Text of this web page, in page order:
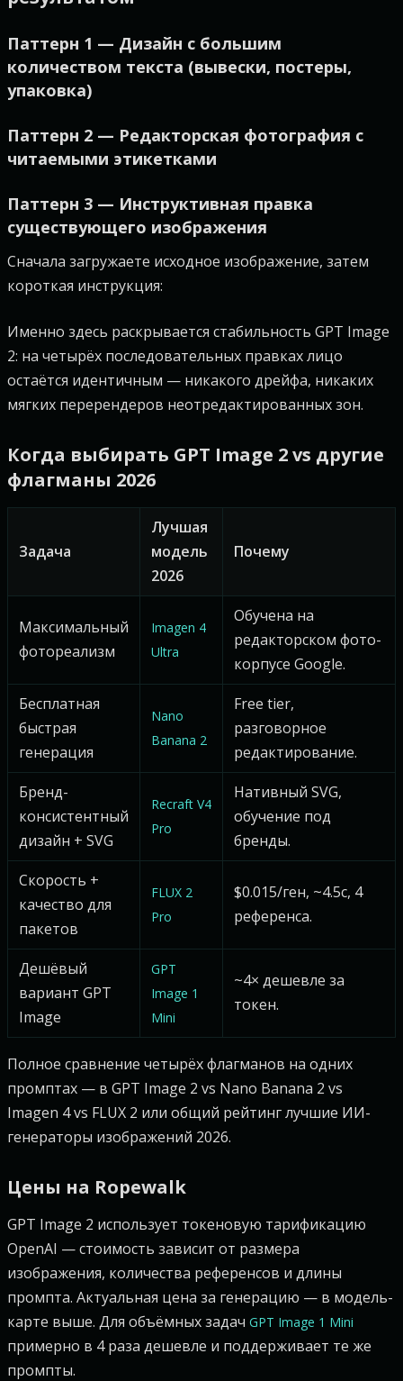
Паттерн 1 — Дизайн с большим
количеством текста (вывески, постеры,
упаковка)
Паттерн 2 — Редакторская фотография с
читаемыми этикетками
Паттерн 3 — Инструктивная правка
существующего изображения
Сначала загружаете исходное изображение, затем
короткая инструкция:
Именно здесь раскрывается стабильность GPT Image
2: на четырёх последовательных правках лицо
остаётся идентичным — никакого дрейфа, никаких
мягких перерендеров неотредактированных зон.
Когда выбирать GPT Image 2 vs другие
флагманы 2026
Задача
Лучшая
модель
2026
Почему
Максимальный
фотореализм
Imagen 4
Ultra
Обучена на
редакторском фото-
корпусе Google.
Бесплатная
быстрая
генерация
Nano
Banana 2
Free tier,
разговорное
редактирование.
Бренд-
консистентный
дизайн + SVG
Recraft V4
Pro
Нативный SVG,
обучение под
бренды.
Скорость +
качество для
пакетов
FLUX 2
Pro
$0.015/ген, ~4.5с, 4
референса.
Дешёвый
вариант GPT
Image
GPT
Image 1
Mini
~4× дешевле за
токен.
Полное сравнение четырёх флагманов на одних
промптах — в GPT Image 2 vs Nano Banana 2 vs
Imagen 4 vs FLUX 2 или общий рейтинг лучшие ИИ-
генераторы изображений 2026.
Цены на Ropewalk
GPT Image 2 использует токеновую тарификацию
OpenAI — стоимость зависит от размера
изображения, количества референсов и длины
промпта. Актуальная цена за генерацию — в модель-
карте выше. Для объёмных задач GPT Image 1 Mini
примерно в 4 раза дешевле и поддерживает те же
промпты.